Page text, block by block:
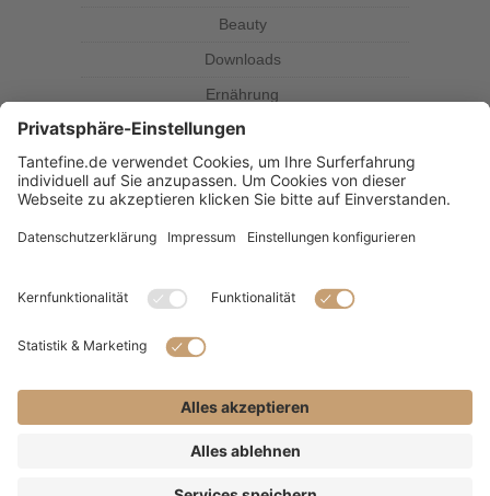
Beauty
Downloads
Ernährung
Kolumne
Kräuterkunde
Magazin
Rezepte